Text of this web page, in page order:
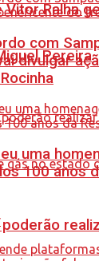
Vitor Ralha
Pereira
com
divulgar
uma
100 anos